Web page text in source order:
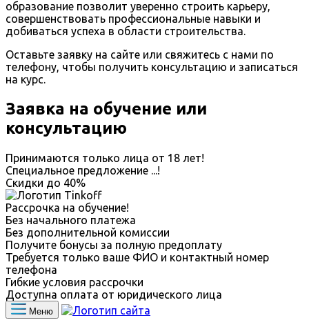
образование позволит уверенно строить карьеру,
совершенствовать профессиональные навыки и
добиваться успеха в области строительства.
Оставьте заявку на сайте или свяжитесь с нами по
телефону, чтобы получить консультацию и записаться
на курс.
Заявка на обучение или
консультацию
Принимаются только лица от 18 лет!
Специальное предложение
!
Скидки до 40%
Рассрочка на обучение!
Без начального платежа
Без дополнительной комиссии
Получите бонусы за полную предоплату
Требуется только ваше ФИО и контактный номер
телефона
Гибкие условия рассрочки
Доступна оплата от юридического лица
Меню